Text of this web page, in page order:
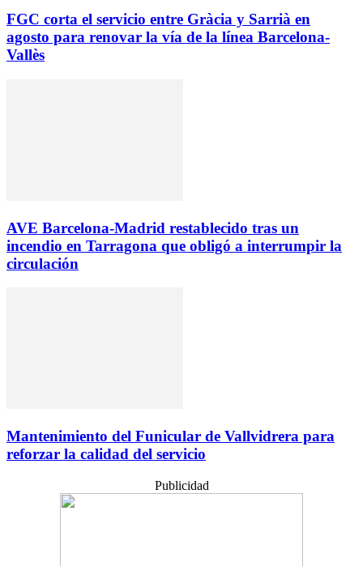
FGC corta el servicio entre Gràcia y Sarrià en
agosto para renovar la vía de la línea Barcelona-
Vallès
AVE Barcelona-Madrid restablecido tras un
incendio en Tarragona que obligó a interrumpir la
circulación
Mantenimiento del Funicular de Vallvidrera para
reforzar la calidad del servicio
Publicidad